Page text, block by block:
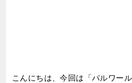
こんにちは、今回は「パルワー